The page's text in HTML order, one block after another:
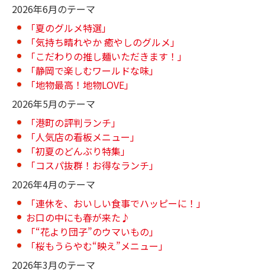
2026年6月のテーマ
「夏のグルメ特選」
「気持ち晴れやか 癒やしのグルメ」
「こだわりの推し麺いただきます！」
「静岡で楽しむワールドな味」
「地物最高！地物LOVE」
2026年5月のテーマ
「港町の評判ランチ」
「人気店の看板メニュー」
「初夏のどんぶり特集」
「コスパ抜群！お得なランチ」
2026年4月のテーマ
「連休を、おいしい食事でハッピーに！」
お口の中にも春が来た♪
「“花より団子”のウマいもの」
「桜もうらやむ“映え”メニュー」
2026年3月のテーマ